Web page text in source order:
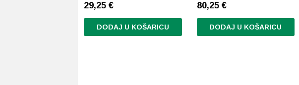
29,25 €
DODAJ U KOŠARICU
80,25 €
DODAJ U KOŠARICU